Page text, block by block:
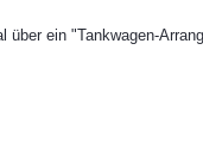
ein "Tankwagen-